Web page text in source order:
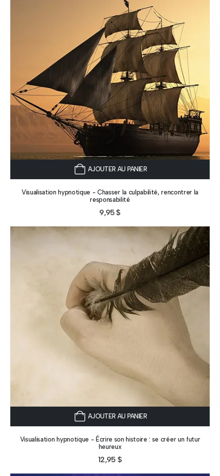
AJOUTER AU PANIER
Visualisation hypnotique - Chasser la culpabilité, rencontrer la
responsabilité
9,95 $
AJOUTER AU PANIER
Visualisation hypnotique - Écrire son histoire : se créer un futur
heureux
12,95 $